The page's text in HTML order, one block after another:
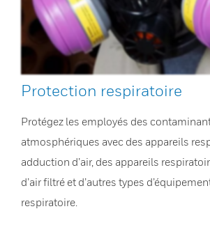
Protection respiratoire
Protégez les employés des
atmosphériques avec des appareils
adduction d’air, des appareils
d’air filtré et d’autres types
respiratoire.